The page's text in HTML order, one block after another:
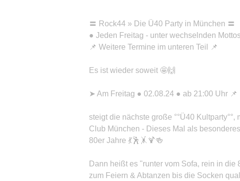
〓 Rock44 » Die Ü40 Party in München 〓
● Jeden Freitag - unter wechselnden
📌 Weitere Termine im unteren Teil 📌
Es ist wieder soweit 🤩🙌
➤ Am Freitag ● 02.08.24 ● ab 21:00 Uhr 📌
steigt die nächste große °°Ü40
Club München - Dieses Mal als
80er Jahre 💃🕺🤸🍹🍻
Dann heißt es "runter vom Sofa, rein in
zum Feiern & Abtanzen bis die Socken